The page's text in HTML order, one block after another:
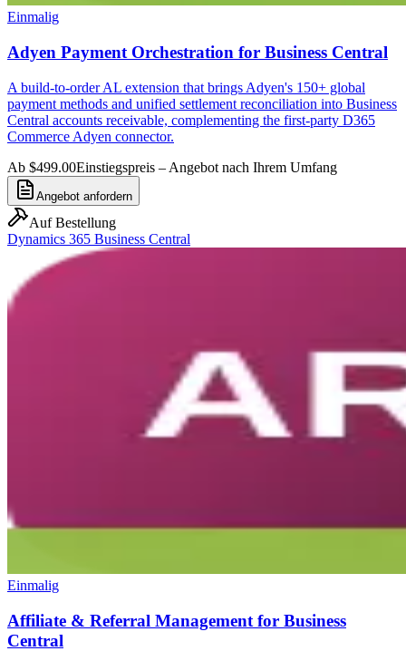
Einmalig
Adyen Payment Orchestration for Business Central
A build-to-order AL extension that brings Adyen's 150+ global
payment methods and unified settlement reconciliation into Business
Central accounts receivable, complementing the first-party D365
Commerce Adyen connector.
Ab $499.00Einstiegspreis – Angebot nach Ihrem Umfang
Angebot anfordern
Auf Bestellung
Dynamics 365 Business Central
Einmalig
Affiliate & Referral Management for Business
Central